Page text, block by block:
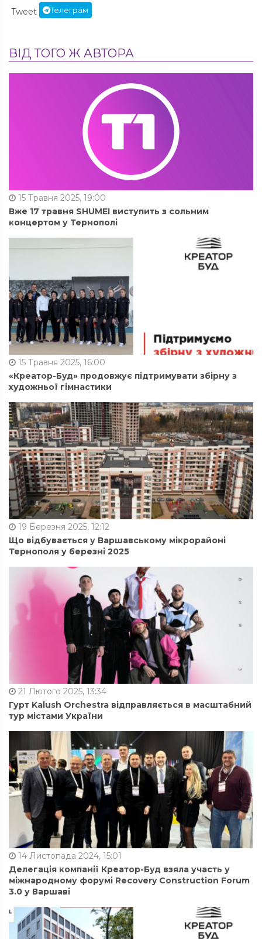
Tweet Телеграм
ВІД ТОГО Ж АВТОРА
15 Травня 2025, 19:00
Вже 17 травня SHUMEI виступить з сольним
концертом у Тернополі
15 Травня 2025, 16:00
«Креатор-Буд» продовжує підтримувати збірну з
художньої гімнастики
19 Березня 2025, 12:12
Що відбувається у Варшавському мікрорайоні
Тернополя у березні 2025
21 Лютого 2025, 13:34
Гурт Kalush Orchestra відправляється в масштабний
тур містами України
14 Листопада 2024, 15:01
Делегація компанії Креатор-Буд взяла участь у
міжнародному форумі Recovery Construction Forum
3.0 у Варшаві